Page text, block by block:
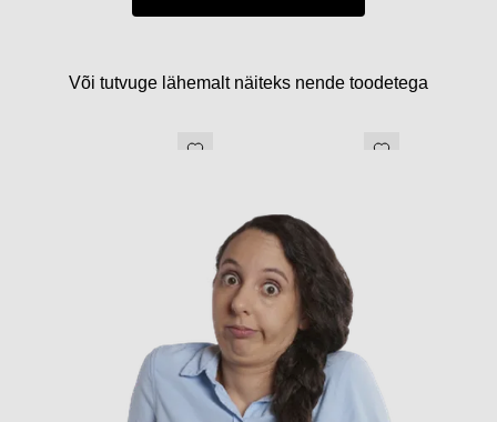
Või tutvuge lähemalt näiteks nende toodetega